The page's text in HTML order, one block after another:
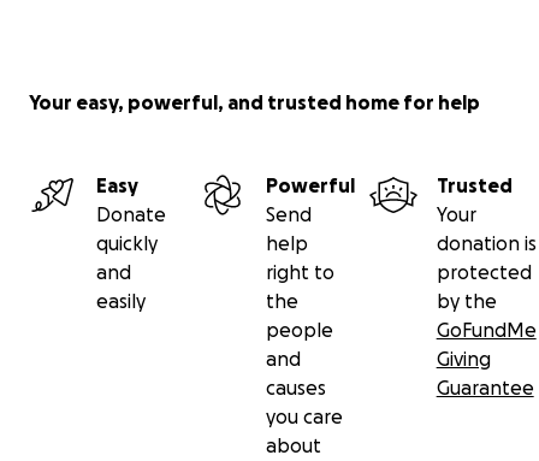
Your easy, powerful, and trusted home for help
Easy
Donate
quickly
and
easily
Powerful
Send
help
right to
the
people
and
causes
you care
about
Trusted
Your
donation is
protected
by the
GoFundMe
Giving
Guarantee